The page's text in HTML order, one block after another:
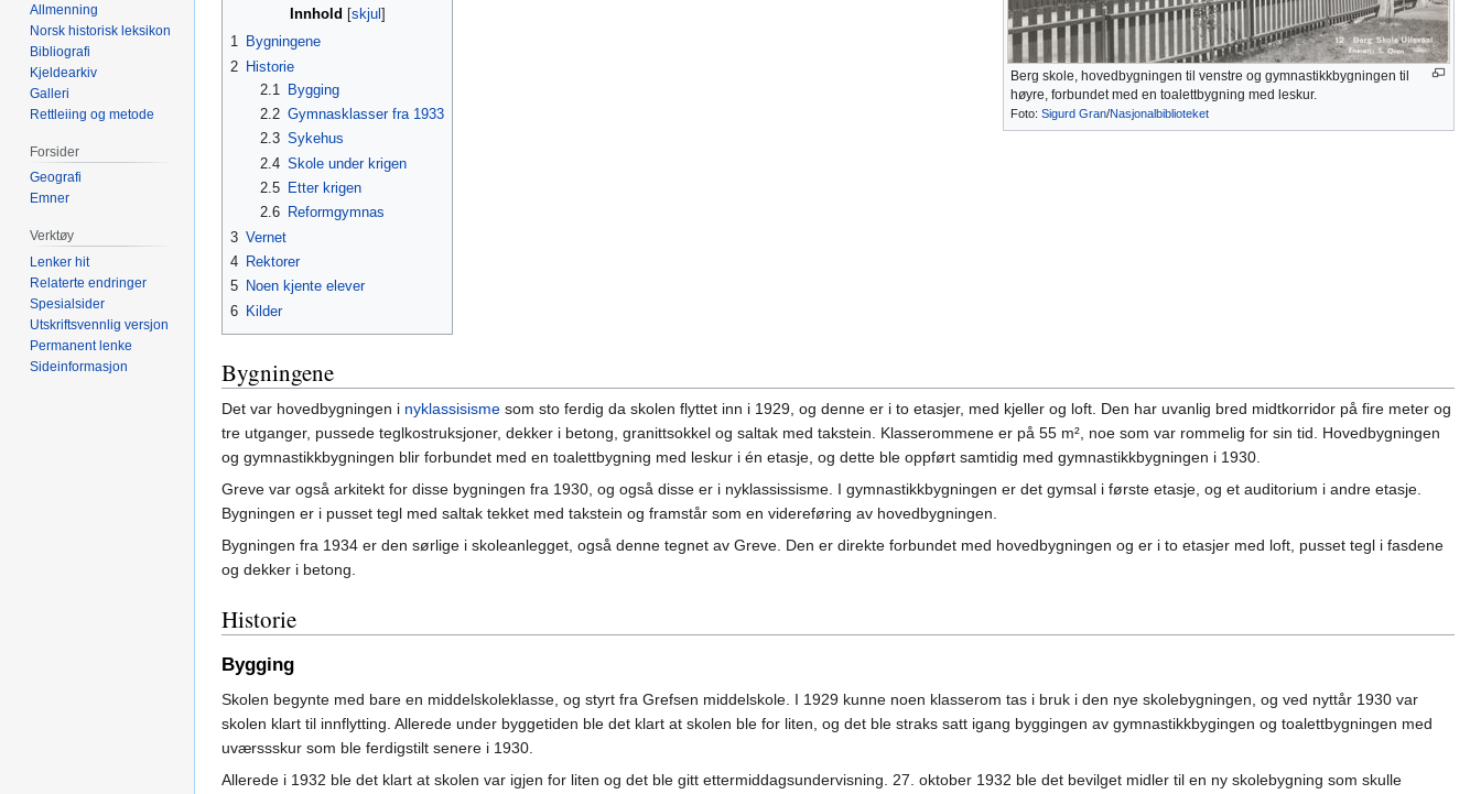
Berg skole, hovedbygningen til venstre og gymnastikkbygningen til
høyre, forbundet med en toalettbygning med leskur.
Foto: Sigurd Gran/Nasjonalbiblioteket
Innhold
1 Bygningene
2 Historie
2.1
Bygging
2.2 Gymnasklasser fra 1933
2.3 Sykehus
2.4 Skole under krigen
2.5
Etter krigen
2.6
Reformgymnas
3 Vernet
4 Rektorer
5 Noen kjente elever
6 Kilder
Bygningene
Det var hovedbygningen i nyklassisisme som sto ferdig da skolen flyttet inn i 1929, og denne er i to etasjer, med kjeller og loft. Den har uvanlig bred midtkorridor på fire meter og
tre utganger, pussede teglkostruksjoner, dekker i betong, granittsokkel og saltak med takstein. Klasserommene er på 55 m², noe som var rommelig for sin tid. Hovedbygningen
og gymnastikkbygningen blir forbundet med en toalettbygning med leskur i én etasje, og dette ble oppført samtidig med gymnastikkbygningen i 1930.
Greve var også arkitekt for disse bygningen fra 1930, og også disse er i nyklassissisme. I gymnastikkbygningen er det gymsal i første etasje, og et auditorium i andre etasje.
Bygningen er i pusset tegl med saltak tekket med takstein og framstår som en videreføring av hovedbygningen.
Bygningen fra 1934 er den sørlige i skoleanlegget, også denne tegnet av Greve. Den er direkte forbundet med hovedbygningen og er i to etasjer med loft, pusset tegl i fasdene
og dekker i betong.
Historie
Bygging
Skolen begynte med bare en middelskoleklasse, og styrt fra Grefsen middelskole. I 1929 kunne noen klasserom tas i bruk i den nye skolebygningen, og ved nyttår 1930 var
skolen klart til innflytting. Allerede under byggetiden ble det klart at skolen ble for liten, og det ble straks satt igang byggingen av gymnastikkbygingen og toalettbygningen med
uværssskur som ble ferdigstilt senere i 1930.
Allerede i 1932 ble det klart at skolen var igjen for liten og det ble gitt ettermiddagsundervisning. 27. oktober 1932 ble det bevilget midler til en ny skolebygning som skulle
Allmenning
Norsk historisk leksikon
Bibliografi
Kjeldearkiv
Galleri
Rettleiing og metode
Forsider
Geografi
Emner
Verktøy
Lenker hit
Relaterte endringer
Spesialsider
Utskriftsvennlig versjon
Permanent lenke
Sideinformasjon